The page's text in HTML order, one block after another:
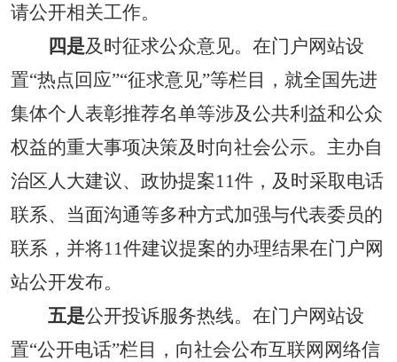
请公开相关工作。
四是及时征求公众意见。在门户网站设
置“热点回应”“征求意见”等栏目，就全国先进
集体个人表彰推荐名单等涉及公共利益和公众
权益的重大事项决策及时向社会公示。主办自
治区人大建议、政协提案11件，及时采取电话
联系、当面沟通等多种方式加强与代表委员的
联系，并将11件建议提案的办理结果在门户网
站公开发布。
五是公开投诉服务热线。在门户网站设
置“公开电话”栏目，向社会公布互联网网络信